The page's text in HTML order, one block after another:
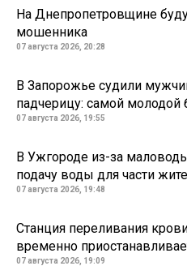
На Днепропетровщине
мошенника
07 августа 2026, 20:28
В Запорожье судили
падчерицу: самой молодой
07 августа 2026, 19:55
В Ужгороде из-за
подачу воды для части
07 августа 2026, 19:48
Станция переливания
временно
07 августа 2026, 19:09